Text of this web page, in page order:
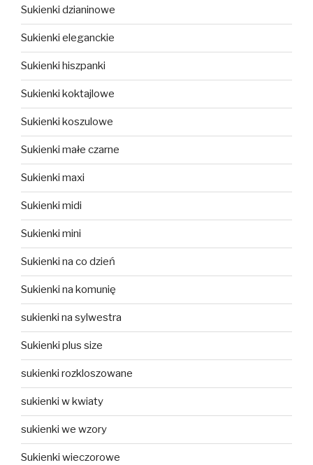
Sukienki dzianinowe
Sukienki eleganckie
Sukienki hiszpanki
Sukienki koktajlowe
Sukienki koszulowe
Sukienki małe czarne
Sukienki maxi
Sukienki midi
Sukienki mini
Sukienki na co dzień
Sukienki na komunię
sukienki na sylwestra
Sukienki plus size
sukienki rozkloszowane
sukienki w kwiaty
sukienki we wzory
Sukienki wieczorowe